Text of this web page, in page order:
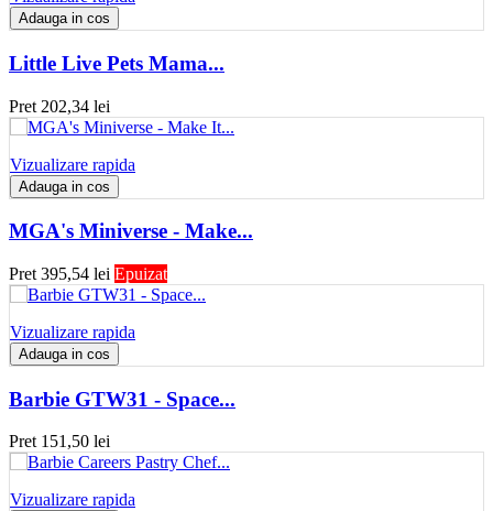
Adauga in cos
Little Live Pets Mama...
Pret 202,34 lei
Vizualizare rapida
Adauga in cos
MGA's Miniverse - Make...
Pret 395,54 lei Epuizat
Vizualizare rapida
Adauga in cos
Barbie GTW31 - Space...
Pret 151,50 lei
Vizualizare rapida